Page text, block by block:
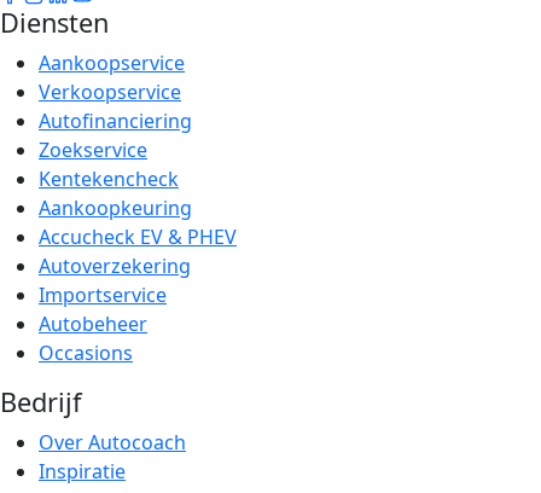
Diensten
Aankoopservice
Verkoopservice
Autofinanciering
Zoekservice
Kentekencheck
Aankoopkeuring
Accucheck EV & PHEV
Autoverzekering
Importservice
Autobeheer
Occasions
Bedrijf
Over Autocoach
Inspiratie